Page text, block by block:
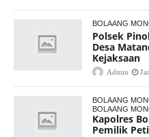
BOLAANG
Polsek
Desa
Kejaksaan
Admin
BOLAANG
BOLAANG
Kapolres
Pemilik